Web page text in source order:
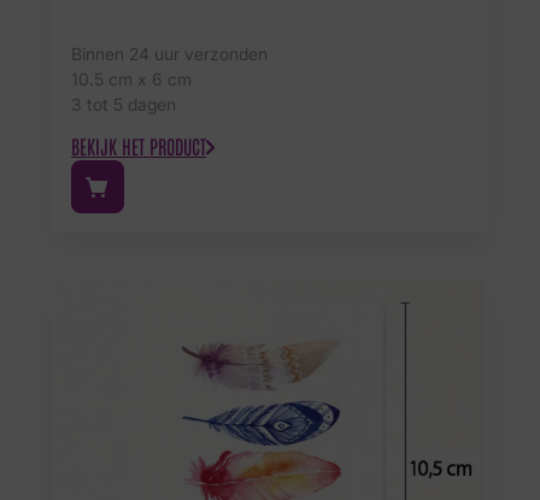
Binnen 24 uur verzonden
10.5 cm x 6 cm
3 tot 5 dagen
BEKIJK HET PRODUCT